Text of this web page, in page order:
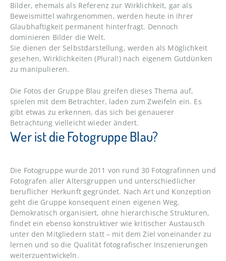
Bilder, ehemals als Referenz zur Wirklichkeit, gar als
Beweismittel wahrgenommen, werden heute in ihrer
Glaubhaftigkeit permanent hinterfragt. Dennoch
dominieren Bilder die Welt.
Sie dienen der Selbstdarstellung, werden als Möglichkeit
gesehen, Wirklichkeiten (Plural!) nach eigenem Gutdünken
zu manipulieren.
Die Fotos der Gruppe Blau greifen dieses Thema auf,
spielen mit dem Betrachter, laden zum Zweifeln ein. Es
gibt etwas zu erkennen, das sich bei genauerer
Betrachtung vielleicht wieder ändert.
Wer ist die Fotogruppe Blau?
Die Fotogruppe wurde 2011 von rund 30 Fotografinnen und
Fotografen aller Altersgruppen und unterschiedlicher
beruflicher Herkunft gegründet. Nach Art und Konzeption
geht die Gruppe konsequent einen eigenen Weg.
Demokratisch organisiert, ohne hierarchische Strukturen,
findet ein ebenso konstruktiver wie kritischer Austausch
unter den Mitgliedern statt – mit dem Ziel voneinander zu
lernen und so die Qualität fotografischer Inszenierungen
weiterzuentwickeln.